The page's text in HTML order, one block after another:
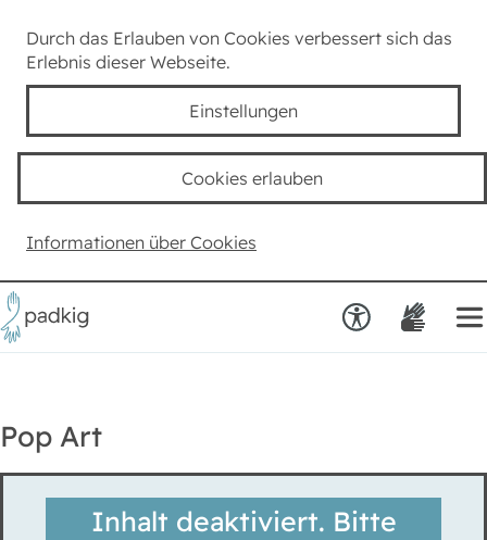
Durch das Erlauben von Cookies verbessert sich das
Erlebnis dieser Webseite.
Einstellungen
Informationen über Cookies
Cookies erlauben
Taube Kultur
Kids
Haben Sie einen Vorschlag?
Pop Art
Inhalt deaktiviert. Bitte